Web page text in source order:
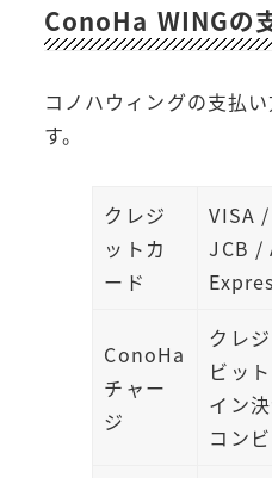
ConoHa WINGの
コノハウィングの支払
す。
クレジ
ットカ
ード
VISA
JCB /
ConoHa
チャー
ジ
クレ
ビッ
イン
コン